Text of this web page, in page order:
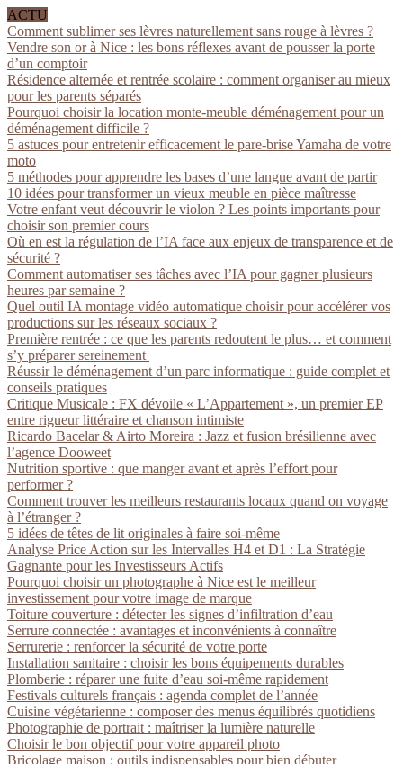
ACTU
Comment sublimer ses lèvres naturellement sans rouge à lèvres ?
Vendre son or à Nice : les bons réflexes avant de pousser la porte
d’un comptoir
Résidence alternée et rentrée scolaire : comment organiser au mieux
pour les parents séparés
Pourquoi choisir la location monte-meuble déménagement pour un
déménagement difficile ?
5 astuces pour entretenir efficacement le pare-brise Yamaha de votre
moto
5 méthodes pour apprendre les bases d’une langue avant de partir
10 idées pour transformer un vieux meuble en pièce maîtresse
Votre enfant veut découvrir le violon ? Les points importants pour
choisir son premier cours
Où en est la régulation de l’IA face aux enjeux de transparence et de
sécurité ?
Comment automatiser ses tâches avec l’IA pour gagner plusieurs
heures par semaine ?
Quel outil IA montage vidéo automatique choisir pour accélérer vos
productions sur les réseaux sociaux ?
Première rentrée : ce que les parents redoutent le plus… et comment
s’y préparer sereinement
Réussir le déménagement d’un parc informatique : guide complet et
conseils pratiques
Critique Musicale : FX dévoile « L’Appartement », un premier EP
entre rigueur littéraire et chanson intimiste
Ricardo Bacelar & Airto Moreira : Jazz et fusion brésilienne avec
l’agence Dooweet
Nutrition sportive : que manger avant et après l’effort pour
performer ?
Comment trouver les meilleurs restaurants locaux quand on voyage
à l’étranger ?
5 idées de têtes de lit originales à faire soi-même
Analyse Price Action sur les Intervalles H4 et D1 : La Stratégie
Gagnante pour les Investisseurs Actifs
Pourquoi choisir un photographe à Nice est le meilleur
investissement pour votre image de marque
Toiture couverture : détecter les signes d’infiltration d’eau
Serrure connectée : avantages et inconvénients à connaître
Serrurerie : renforcer la sécurité de votre porte
Installation sanitaire : choisir les bons équipements durables
Plomberie : réparer une fuite d’eau soi-même rapidement
Festivals culturels français : agenda complet de l’année
Cuisine végétarienne : composer des menus équilibrés quotidiens
Photographie de portrait : maîtriser la lumière naturelle
Choisir le bon objectif pour votre appareil photo
Bricolage maison : outils indispensables pour bien débuter